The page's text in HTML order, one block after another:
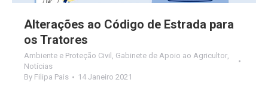
Alterações ao Código de Estrada para
os Tratores
Ambiente e Proteção Civil Gabinete de Apoio ao Agricultor
Notícias
By Filipa Pais 14 Janeiro 2021